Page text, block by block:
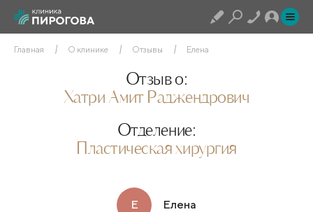
Главная О клинике Отзывы Елена
Отзыв о:
Хатри Амит Раджендрович
Отделение:
Пластическая хирургия
Е Елена